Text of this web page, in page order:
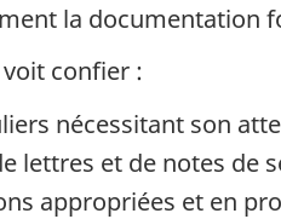
la documentation
confier :
nécessitant son
lettres et de notes de
appropriées et en